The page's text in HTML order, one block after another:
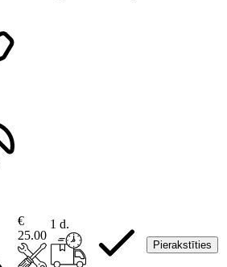
€
25.00
1 d.
Pierakstīties